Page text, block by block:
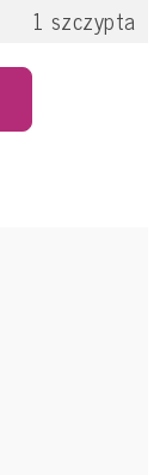
1 szczypta